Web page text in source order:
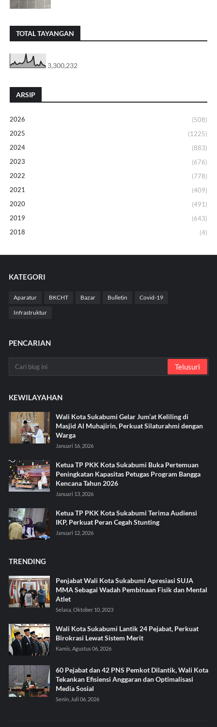
TOTAL TAYANGAN
3,300,232
ARSIP
2026
(508)
2025
(1225)
2024
(883)
2023
(676)
2022
(778)
2021
(409)
2020
(491)
2019
(643)
2018
(4)
KATEGORI
Aparatur BKCHT Bazar Bulletin Covid-19
Infrastruktur
PENCARIAN
KEWILAYAHAN
Wali Kota Sukabumi Gelar Jum’at Keliling di
Masjid Al Muhajirin, Perkuat Silaturahmi dengan
Warga
Januari 16, 2026
Ketua TP PKK Kota Sukabumi Buka Pertemuan
Peningkatan Kapasitas Petugas Program Bangga
Kencana Tahun 2026
Januari 13, 2026
Ketua TP PKK Kota Sukabumi Terima Audiensi
IKP, Perkuat Peran Cegah Stunting
Januari 12, 2026
TRENDING
Penjabat Wali Kota Sukabumi Apresiasi SUJA
MMA Sebagai Wadah Pembinaan Fisik dan Mental
Atlet
Selasa, Oktober 10, 2023
Wali Kota Sukabumi Lantik 24 Pejabat, Perkuat
Birokrasi Lewat Sistem Merit
Kamis, Agustus 06, 2026
60 Pejabat dan 42 PNS Pemkot Dilantik, Wali Kota
Tekankan Efisiensi Anggaran dan Optimalisasi
Media Sosial
Senin, Juli 06, 2026